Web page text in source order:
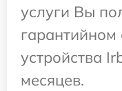
услуги Вы
устройства
месяцев.